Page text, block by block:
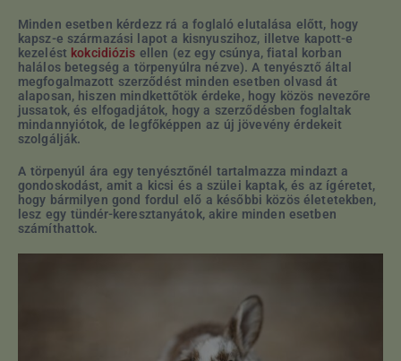
Minden esetben kérdezz rá a foglaló elutalása előtt, hogy
kapsz-e származási lapot a kisnyuszihoz, illetve kapott-e
kezelést kokcidiózis ellen (ez egy csúnya, fiatal korban
halálos betegség a törpenyúlra nézve). A tenyésztő által
megfogalmazott szerződést minden esetben olvasd át
alaposan, hiszen mindkettőtök érdeke, hogy közös nevezőre
jussatok, és elfogadjátok, hogy a szerződésben foglaltak
mindannyiótok, de legfőképpen az új jövevény érdekeit
szolgálják.
A törpenyúl ára egy tenyésztőnél tartalmazza mindazt a
gondoskodást, amit a kicsi és a szülei kaptak, és az ígéretet,
hogy bármilyen gond fordul elő a későbbi közös életetekben,
lesz egy tündér-keresztanyátok, akire minden esetben
számíthattok.